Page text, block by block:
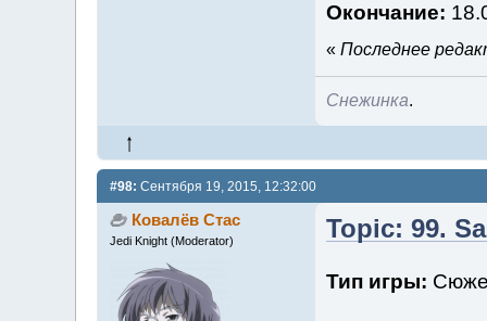
Окончание:
« Последнее
Снежинка.
#98: Сентября 19, 2015, 12:32:00
Ковалёв Стас
Jedi Knight (Moderator) Topic: 99.
Тип игры: